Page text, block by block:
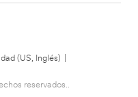
(US, Inglés)
reservados..